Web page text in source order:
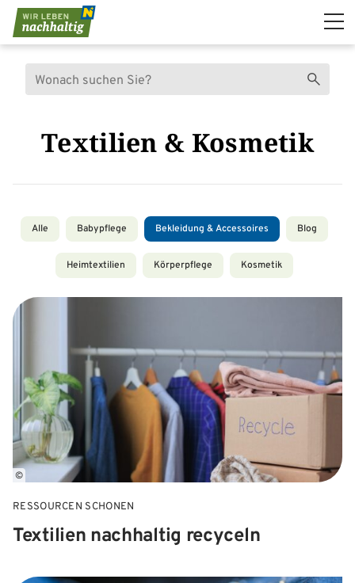
Navigation überspringen
Suche Suchen
Textilien & Kosmetik
Alle Babypflege Bekleidung & Accessoires Blog
Heimtextilien Körperpflege Kosmetik
©
RESSOURCEN SCHONEN
Textilien nachhaltig recyceln